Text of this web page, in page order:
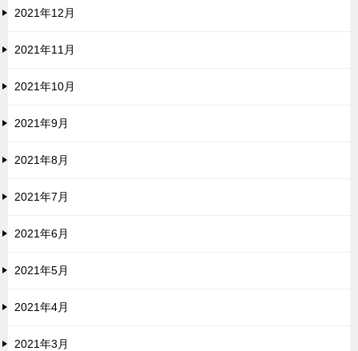
2021年12月
2021年11月
2021年10月
2021年9月
2021年8月
2021年7月
2021年6月
2021年5月
2021年4月
2021年3月